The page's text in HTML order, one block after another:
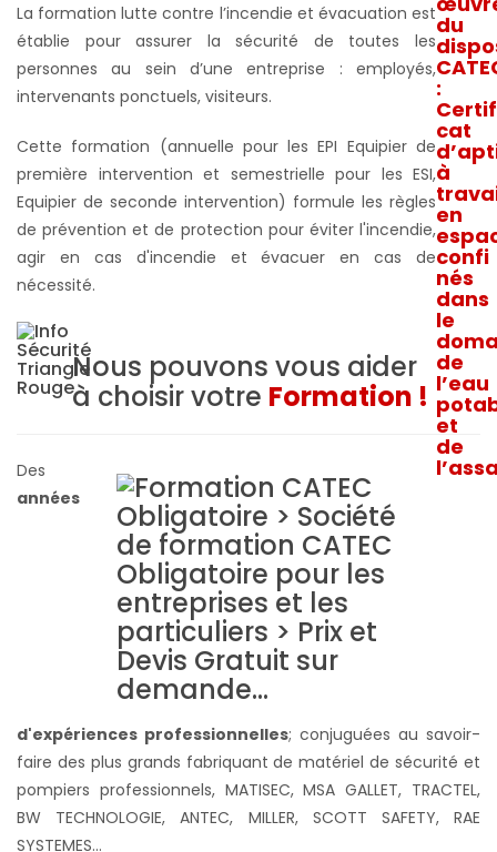
La formation lutte contre l’incendie et évacuation est
établie pour assurer la sécurité de toutes les
personnes au sein d’une entreprise : employés,
intervenants ponctuels, visiteurs.
Cette formation (annuelle pour les EPI Equipier de
première intervention et semestrielle pour les ESI,
Equipier de seconde intervention) formule les règles
de prévention et de protection pour éviter l'incendie,
agir en cas d'incendie et évacuer en cas de
nécessité.
Nous pouvons vous aider
à choisir votre Formation !
Des
années
d'expériences professionnelles; conjuguées au savoir-
faire des plus grands fabriquant de matériel de sécurité et
pompiers professionnels, MATISEC, MSA GALLET, TRACTEL,
BW TECHNOLOGIE, ANTEC, MILLER, SCOTT SAFETY, RAE
SYSTEMES...